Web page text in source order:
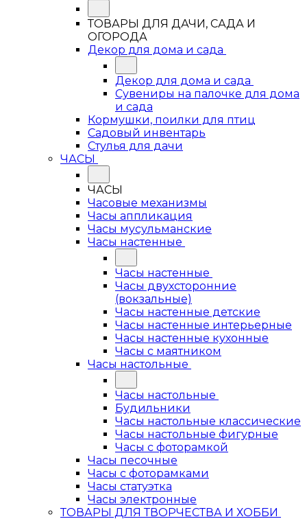
ТОВАРЫ ДЛЯ ДАЧИ, САДА И
ОГОРОДА
Декор для дома и сада
Декор для дома и сада
Сувениры на палочке для дома
и сада
Кормушки, поилки для птиц
Садовый инвентарь
Стулья для дачи
ЧАСЫ
ЧАСЫ
Часовые механизмы
Часы аппликация
Часы мусульманские
Часы настенные
Часы настенные
Часы двухсторонние
(вокзальные)
Часы настенные детские
Часы настенные интерьерные
Часы настенные кухонные
Часы с маятником
Часы настольные
Часы настольные
Будильники
Часы настольные классические
Часы настольные фигурные
Часы с фоторамкой
Часы песочные
Часы с фоторамками
Часы статуэтка
Часы электронные
ТОВАРЫ ДЛЯ ТВОРЧЕСТВА И ХОББИ